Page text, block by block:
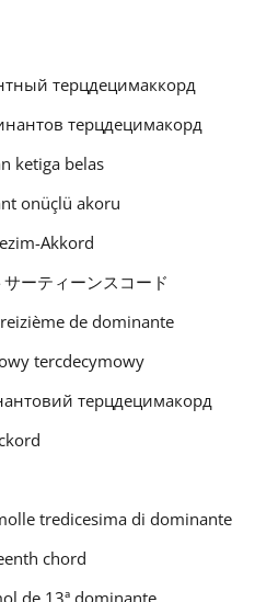
терцдецимаккорд
терцдецимакорд
ketiga belas
onüçlü akoru
Akkord
ーティーンスコード
de dominante
tercdecymowy
терцдецимакорд
tredicesima di dominante
chord